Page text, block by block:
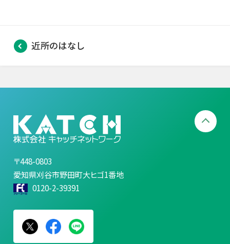
近所のはなし
〒448-0803
愛知県刈谷市野田町大ヒゴ1番地
0120-2-39391